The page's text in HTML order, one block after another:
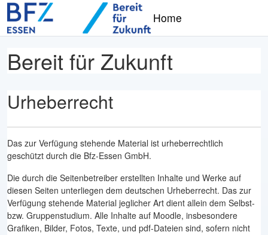
Zum Hauptinhalt
Home
Bereit für Zukunft
Urheberrecht
Das zur Verfügung stehende Material ist urheberrechtlich
geschützt durch die Bfz-Essen GmbH.
Die durch die Seitenbetreiber erstellten Inhalte und Werke auf
diesen Seiten unterliegen dem deutschen Urheberrecht. Das zur
Verfügung stehende Material jeglicher Art dient allein dem Selbst-
bzw. Gruppenstudium. Alle Inhalte auf Moodle, insbesondere
Grafiken, Bilder, Fotos, Texte, und pdf-Dateien sind, sofern nicht